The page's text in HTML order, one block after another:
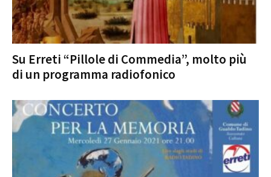
Su Erreti “Pillole di Commedia”, molto più
di un programma radiofonico